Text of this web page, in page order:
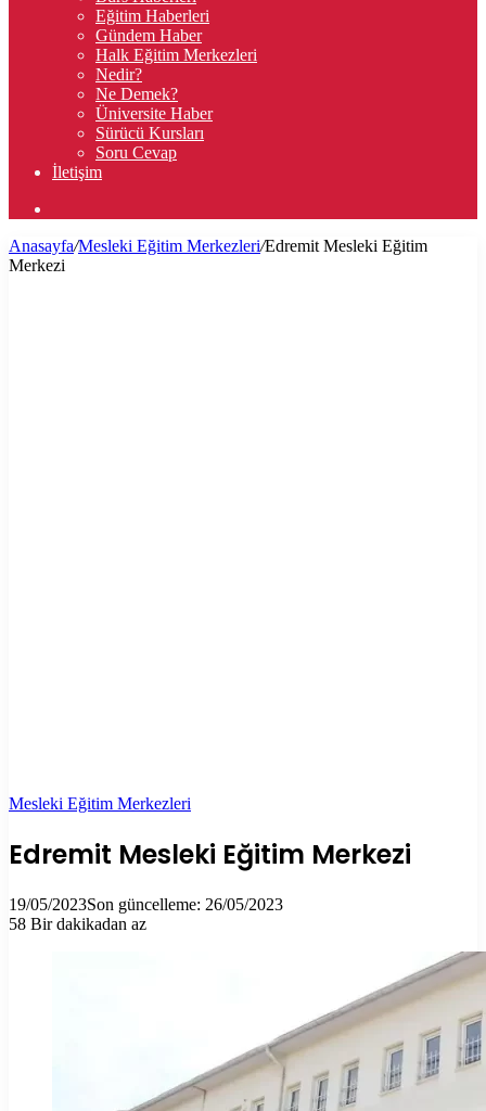
Eğitim Haberleri
Gündem Haber
Halk Eğitim Merkezleri
Nedir?
Ne Demek?
Üniversite Haber
Sürücü Kursları
Soru Cevap
İletişim
...
Anasayfa/Mesleki Eğitim Merkezleri/Edremit Mesleki Eğitim
Merkezi
Mesleki Eğitim Merkezleri
Edremit Mesleki Eğitim Merkezi
19/05/2023Son güncelleme: 26/05/2023
58 Bir dakikadan az